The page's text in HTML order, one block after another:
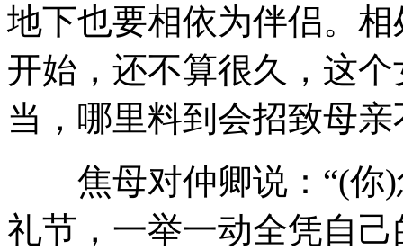
地下也要相依为伴侣。
开始，还不算很久，这
当，哪里料到会招致母亲
焦母对仲卿说：“(你)
礼节，一举一动全凭自